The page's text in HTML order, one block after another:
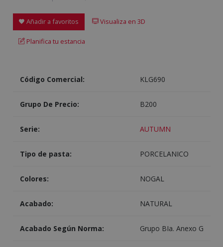
Añadir a favoritos Visualiza en 3D
Planifica tu estancia
Código Comercial: KLG690
Grupo De Precio: B200
Serie: AUTUMN
Tipo de pasta: PORCELANICO
Colores: NOGAL
Acabado: NATURAL
Acabado Según Norma: Grupo BIa. Anexo G